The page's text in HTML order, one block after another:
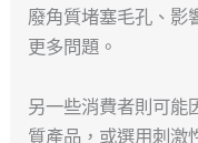
廢角質堵塞毛孔、影
更多問題。
另一些消費者則可能
質產品，或選用刺激